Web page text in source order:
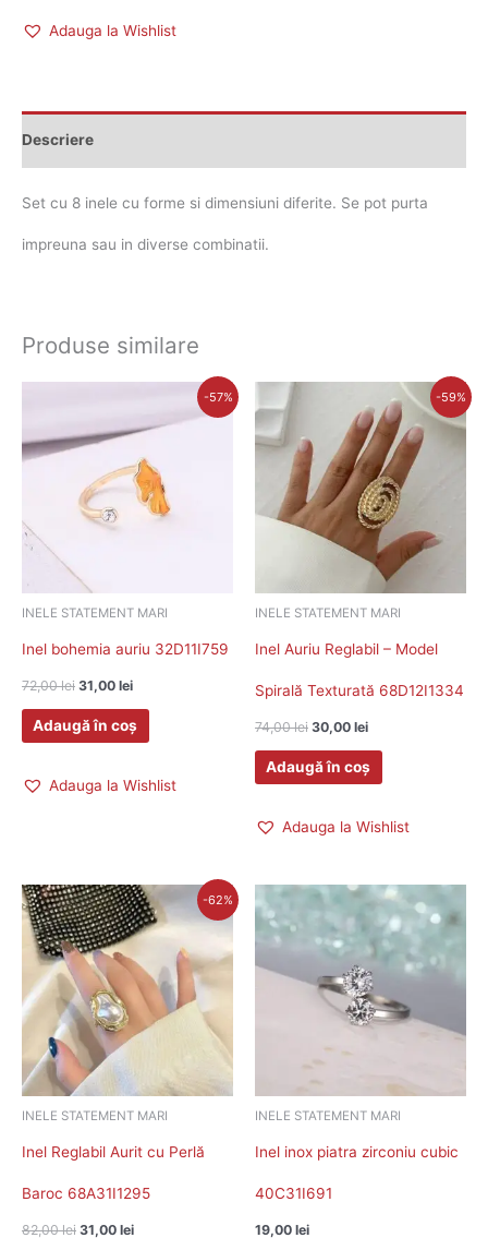
Adauga la Wishlist
Descriere
Set cu 8 inele cu forme si dimensiuni diferite. Se pot purta
impreuna sau in diverse combinatii.
Produse similare
-57%
INELE STATEMENT MARI
Inel bohemia auriu 32D11I759
72,00lei
fost:
72,00 lei.
31,00 lei
este:
Adaugă în coș
Adauga la Wishlist
-59%
INELE STATEMENT MARI
Inel Auriu Reglabil – Model
Spirală Texturată 68D12I1334
74,00lei
fost:
74,00 lei.
30,00 lei
Prețul
curent
este:
30,00 lei.
Adaugă în coș
Adauga la Wishlist
-62%
INELE STATEMENT MARI
Inel Reglabil Aurit cu Perlă
Baroc 68A31I1295
82,00lei
Prețul
inițial
a
fost:
82,00 lei.
31,00 lei
Prețul
curent
este:
31,00 lei.
INELE STATEMENT MARI
Inel inox piatra zirconiu cubic
40C31I691
19,00 lei
Acest
produs
mai
Opțiunile